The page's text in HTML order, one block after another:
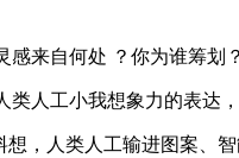
来自何处 ？你为谁筹划
人工小我想象力的表达
，人类人工输进图案、